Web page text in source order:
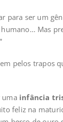
para ser um
Mas
pelos trapos
uma infância
feliz na